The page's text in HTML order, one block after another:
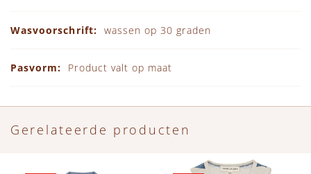
wassen op 30 graden
Product valt op maat
Gerelateerde producten